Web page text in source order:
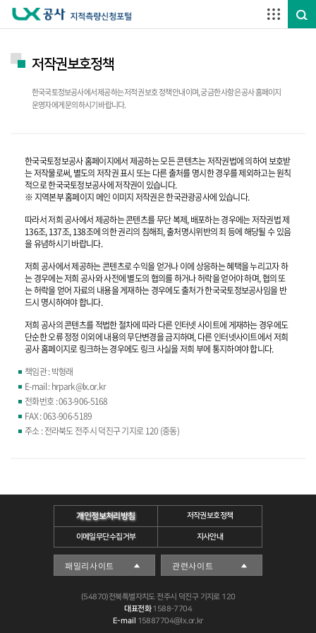
저작권보호정책
한국국토정보공사에서 제공하는 저적권 보호 정책 안내이며, 궁금한 사항은 공사 홈페이지
운영자에게 문의하시기 바랍니다.
한국국토정보공사 홈페이지에서 제공하는 모든 콘텐츠는 저작권법에 의하여 보호받
는 저작물로써, 별도의 저작권 표시 또는 다른 출처를 명시한 경우를 제외하고는 원칙
적으로 한국국토정보공사에 저작권이 있습니다.
※ 지역본부 홈페이지 메인 이미지 저작권은 한국관광공사에 있습니다.
따라서 저희 공사에서 제공하는 콘텐츠를 무단 복제, 배포하는 경우에는 저작권법 제
136조, 137조, 138조에 의한 권리의 침해죄, 출처명시위반의 죄 등에 해당될 수 있음
을 유념하시기 바랍니다.
저희 공사에서 제공하는 콘텐츠로 수익을 얻거나 이에 상응하는 혜택을 누리고자 하
는 경우에는 저희 공사와 사전에 별도의 협의를 하거나 허락을 얻어야 하며, 협의 또
는 허락을 얻어 자료의 내용을 게재하는 경우에도 출처가 한국국토정보공사임을 반
드시 명시하여야 합니다.
저희 공사의 콘텐츠를 적법한 절차에 따라 다른 인터넷 사이트에 게재하는 경우에도
단순한 오류 정정 이외에 내용의 무단변경을 금지하며, 다른 인터넷사이트에서 저희
공사 홈페이지로 링크하는 경우에도 링크 사실을 저희 부에 통지하여야 합니다.
책임관 : 박형래
E-mail : hrpark@lx.or.kr
전화번호 : 063-906-5168
FAX : 063-906-5189
주소 : 전라북도 전주시 덕진구 기지로 120 (중동)
개인정보처리방침 저작권보호정책
이메일무단수집거부 지사안내
(54870)전북특별자치도 전주시 덕진구 기지로 120
대표전화1588-7704
E-mail 15887704@lx.or.kr